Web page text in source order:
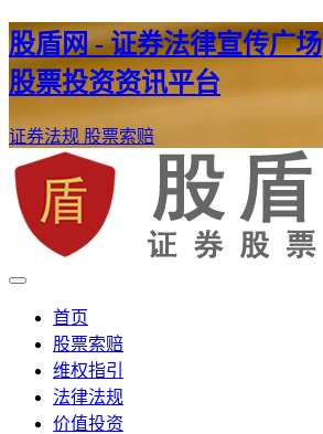
股盾网 - 证券法律宣传广场
股票投资资讯平台
证券法规 股票索赔
股盾网
证券股票维权网
首页
股票索赔
维权指引
法律法规
价值投资